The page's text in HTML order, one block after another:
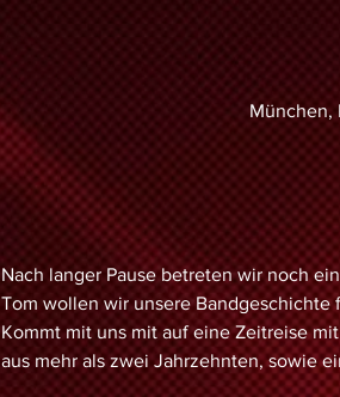
München,
Nach langer Pause betreten wir noch
Tom wollen wir unsere
Kommt mit uns mit auf eine Zeitreise
aus mehr als zwei Jahrzehnten, sowie